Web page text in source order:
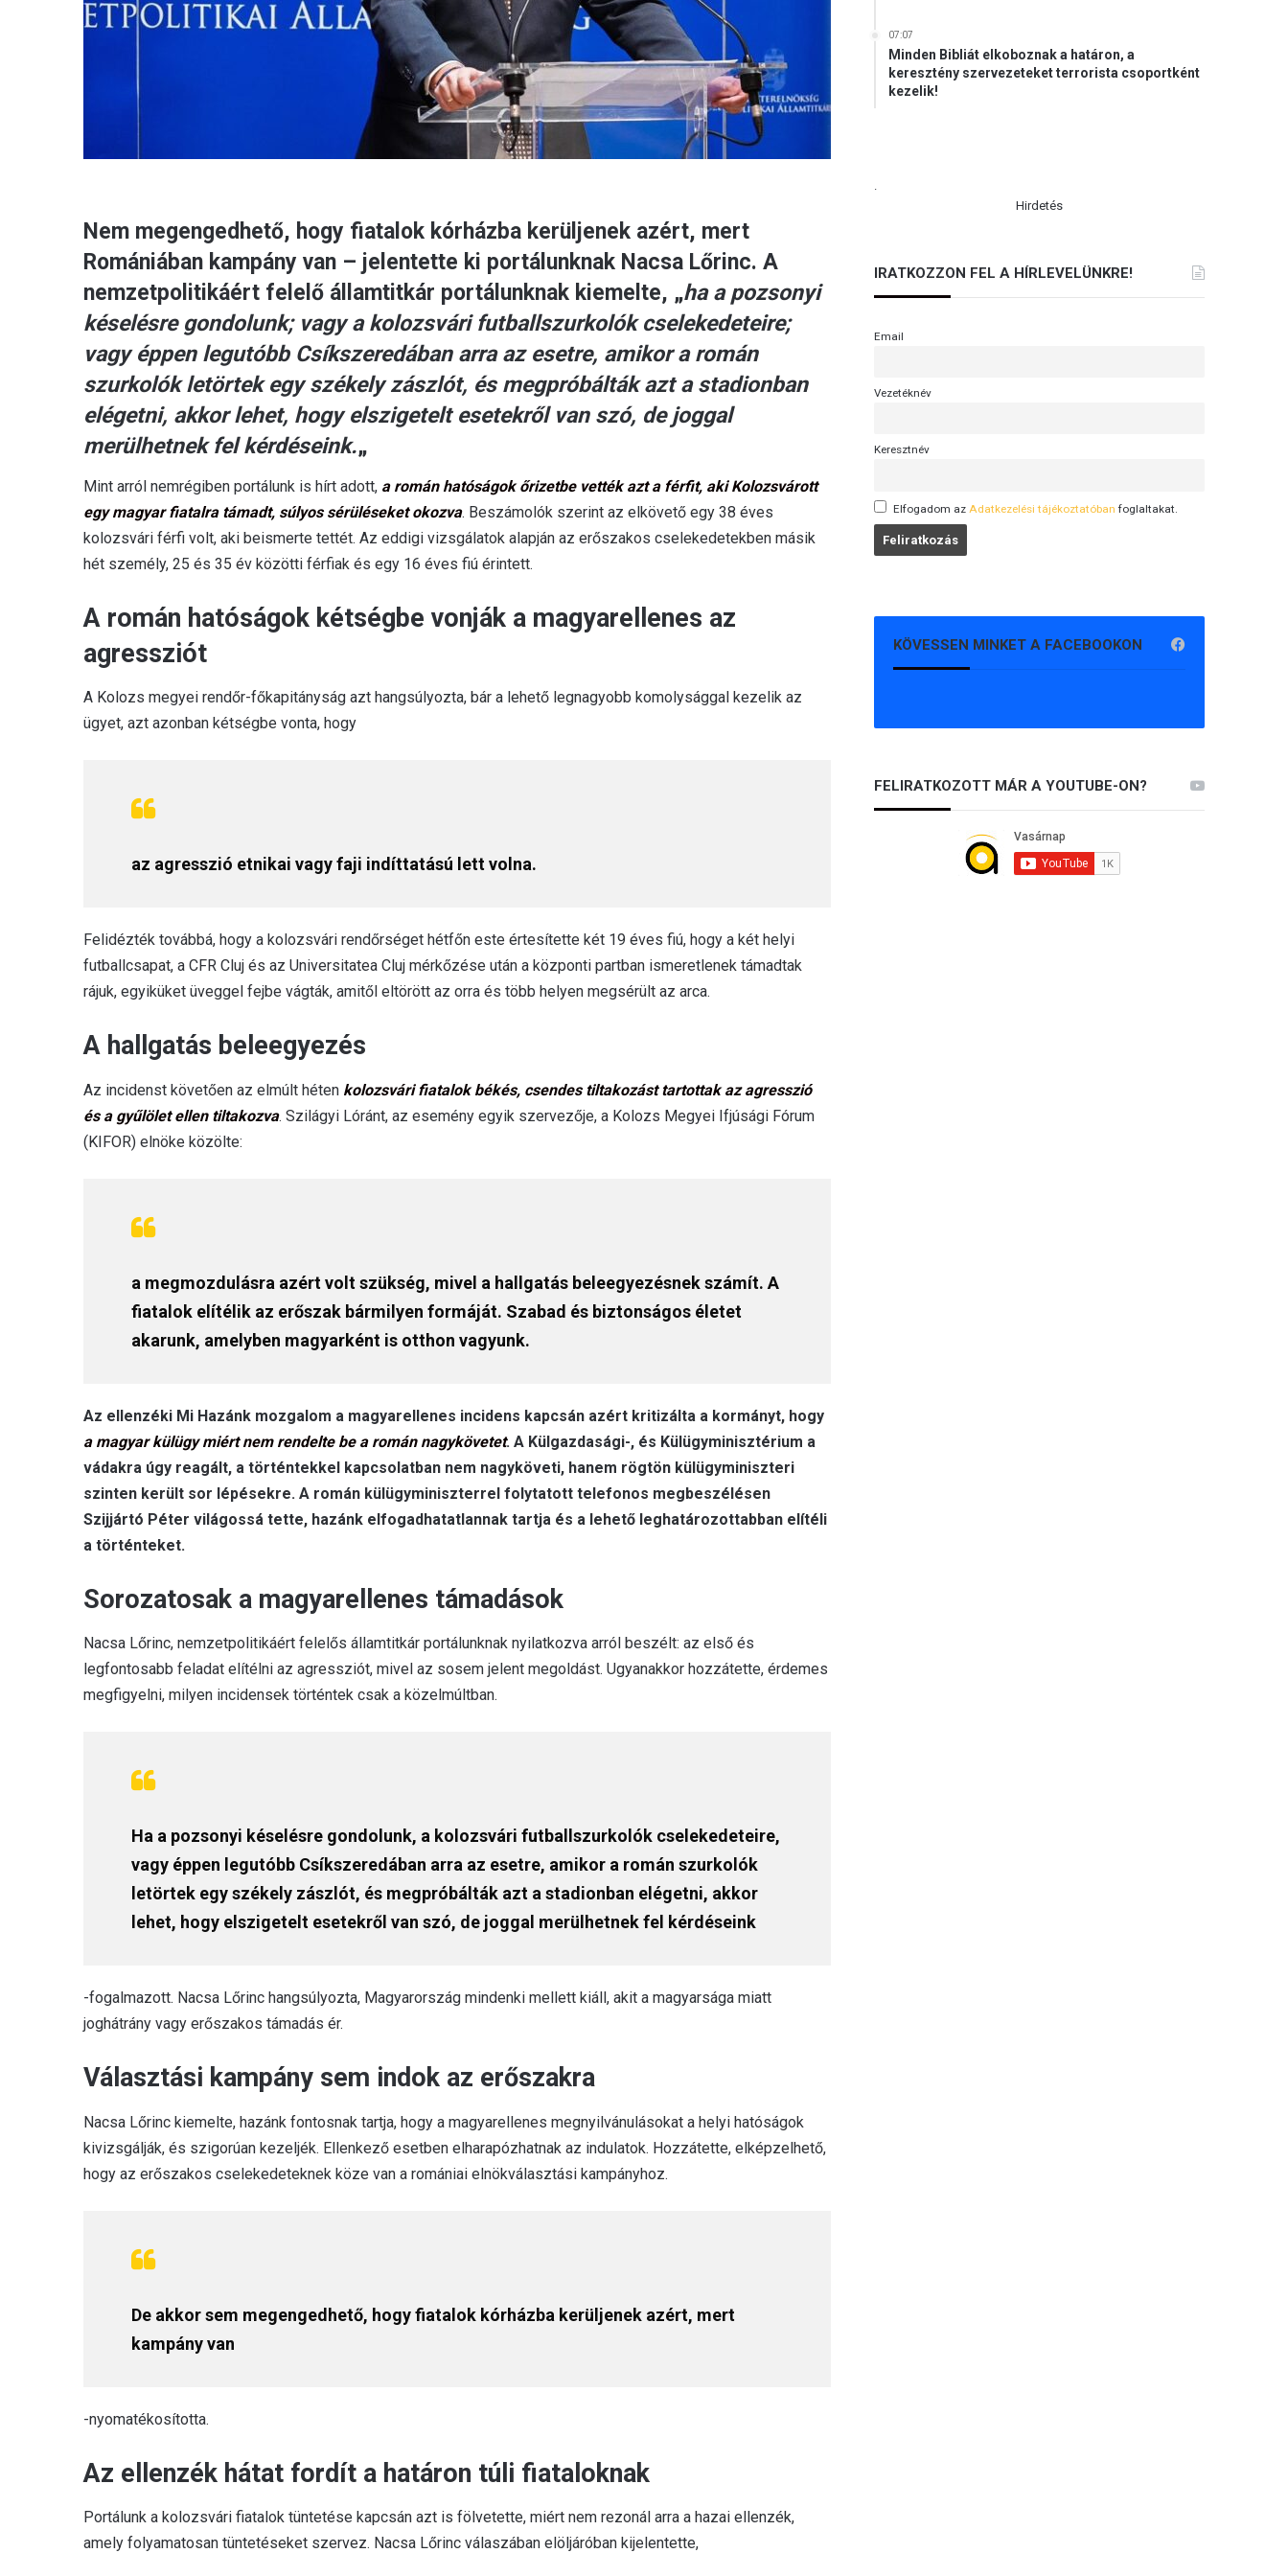
Nem megengedhető, hogy fiatalok kórházba kerüljenek azért, mert
Romániában kampány van – jelentette ki portálunknak Nacsa Lőrinc. A
nemzetpolitikáért felelő államtitkár portálunknak kiemelte, „ha a pozsonyi
késelésre gondolunk; vagy a kolozsvári futballszurkolók cselekedeteire;
vagy éppen legutóbb Csíkszeredában arra az esetre, amikor a román
szurkolók letörtek egy székely zászlót, és megpróbálták azt a stadionban
elégetni, akkor lehet, hogy elszigetelt esetekről van szó, de joggal
merülhetnek fel kérdéseink.„
Mint arról nemrégiben portálunk is hírt adott, a román hatóságok őrizetbe vették azt a férfit, aki Kolozsvárott
egy magyar fiatalra támadt, súlyos sérüléseket okozva. Beszámolók szerint az elkövető egy 38 éves
kolozsvári férfi volt, aki beismerte tettét. Az eddigi vizsgálatok alapján az erőszakos cselekedetekben másik
hét személy, 25 és 35 év közötti férfiak és egy 16 éves fiú érintett.
A román hatóságok kétségbe vonják a magyarellenes az
agressziót
A Kolozs megyei rendőr-főkapitányság azt hangsúlyozta, bár a lehető legnagyobb komolysággal kezelik az
ügyet, azt azonban kétségbe vonta, hogy
az agresszió etnikai vagy faji indíttatású lett volna.
Felidézték továbbá, hogy a kolozsvári rendőrséget hétfőn este értesítette két 19 éves fiú, hogy a két helyi
futballcsapat, a CFR Cluj és az Universitatea Cluj mérkőzése után a központi partban ismeretlenek támadtak
rájuk, egyiküket üveggel fejbe vágták, amitől eltörött az orra és több helyen megsérült az arca.
A hallgatás beleegyezés
Az incidenst követően az elmúlt héten kolozsvári fiatalok békés, csendes tiltakozást tartottak az agresszió
és a gyűlölet ellen tiltakozva. Szilágyi Lóránt, az esemény egyik szervezője, a Kolozs Megyei Ifjúsági Fórum
(KIFOR) elnöke közölte:
a megmozdulásra azért volt szükség, mivel a hallgatás beleegyezésnek számít. A
fiatalok elítélik az erőszak bármilyen formáját. Szabad és biztonságos életet
akarunk, amelyben magyarként is otthon vagyunk.
Az ellenzéki Mi Hazánk mozgalom a magyarellenes incidens kapcsán azért kritizálta a kormányt, hogy
a magyar külügy miért nem rendelte be a román nagykövetet. A Külgazdasági-, és Külügyminisztérium a
vádakra úgy reagált, a történtekkel kapcsolatban nem nagyköveti, hanem rögtön külügyminiszteri
szinten került sor lépésekre. A román külügyminiszterrel folytatott telefonos megbeszélésen
Szijjártó Péter világossá tette, hazánk elfogadhatatlannak tartja és a lehető leghatározottabban elítéli
a történteket.
Sorozatosak a magyarellenes támadások
Nacsa Lőrinc, nemzetpolitikáért felelős államtitkár portálunknak nyilatkozva arról beszélt: az első és
legfontosabb feladat elítélni az agressziót, mivel az sosem jelent megoldást. Ugyanakkor hozzátette, érdemes
megfigyelni, milyen incidensek történtek csak a közelmúltban.
Ha a pozsonyi késelésre gondolunk, a kolozsvári futballszurkolók cselekedeteire,
vagy éppen legutóbb Csíkszeredában arra az esetre, amikor a román szurkolók
letörtek egy székely zászlót, és megpróbálták azt a stadionban elégetni, akkor
lehet, hogy elszigetelt esetekről van szó, de joggal merülhetnek fel kérdéseink
-fogalmazott. Nacsa Lőrinc hangsúlyozta, Magyarország mindenki mellett kiáll, akit a magyarsága miatt
joghátrány vagy erőszakos támadás ér.
Választási kampány sem indok az erőszakra
Nacsa Lőrinc kiemelte, hazánk fontosnak tartja, hogy a magyarellenes megnyilvánulásokat a helyi hatóságok
kivizsgálják, és szigorúan kezeljék. Ellenkező esetben elharapózhatnak az indulatok. Hozzátette, elképzelhető,
hogy az erőszakos cselekedeteknek köze van a romániai elnökválasztási kampányhoz.
De akkor sem megengedhető, hogy fiatalok kórházba kerüljenek azért, mert
kampány van
-nyomatékosította.
Az ellenzék hátat fordít a határon túli fiataloknak
Portálunk a kolozsvári fiatalok tüntetése kapcsán azt is fölvetette, miért nem rezonál arra a hazai ellenzék,
amely folyamatosan tüntetéseket szervez. Nacsa Lőrinc válaszában elöljáróban kijelentette,
07:07
Minden Bibliát elkoboznak a határon, a
keresztény szervezeteket terrorista csoportként
kezelik!
.
Hirdetés
IRATKOZZON FEL A HÍRLEVELÜNKRE!
Email
Vezetéknév
Keresztnév
Elfogadom az Adatkezelési tájékoztatóban foglaltakat.
KÖVESSEN MINKET A FACEBOOKON
FELIRATKOZOTT MÁR A YOUTUBE-ON?